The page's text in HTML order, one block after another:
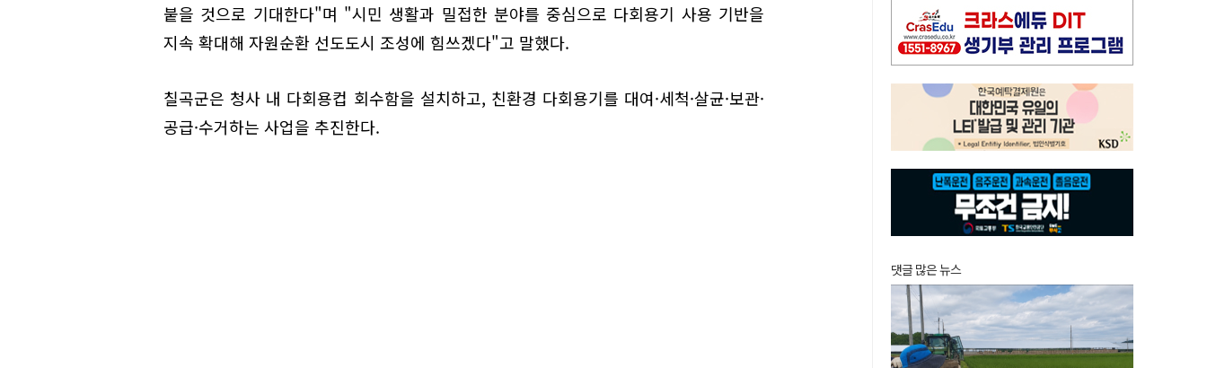
붙을 것으로 기대한다"며 "시민 생활과 밀접한 분야를 중심으로 다회용기 사용 기반을
지속 확대해 자원순환 선도도시 조성에 힘쓰겠다"고 말했다.
칠곡군은 청사 내 다회용컵 회수함을 설치하고, 친환경 다회용기를 대여·세척·살균·보관·
공급·수거하는 사업을 추진한다.
댓글 많은 뉴스